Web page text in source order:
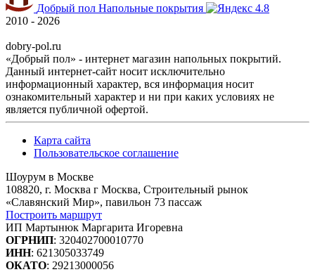
Добрый пол Напольные покрытия
4.8
2010 - 2026
dobry-pol.ru
«Добрый пол» - интернет магазин напольных покрытий.
Данный интернет-сайт носит исключительно
информационный характер, вся информация носит
ознакомительный характер и ни при каких условиях не
является публичной офертой.
Карта сайта
Пользовательское соглашение
Шоурум в Москве
108820, г. Москва г Москва, Строительный рынок
«Славянский Мир», павильон 73 пассаж
Построить маршрут
ИП Мартынюк Маргарита Игоревна
ОГРНИП: 320402700010770
ИНН: 621305033749
ОКАТО: 29213000056